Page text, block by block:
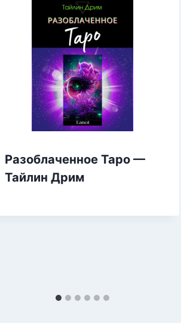
Разоблаченное Таро —
Тайлин Дрим